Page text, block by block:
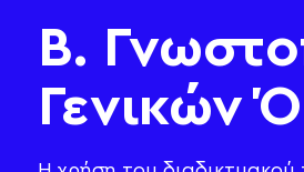
Β.
Γενικών